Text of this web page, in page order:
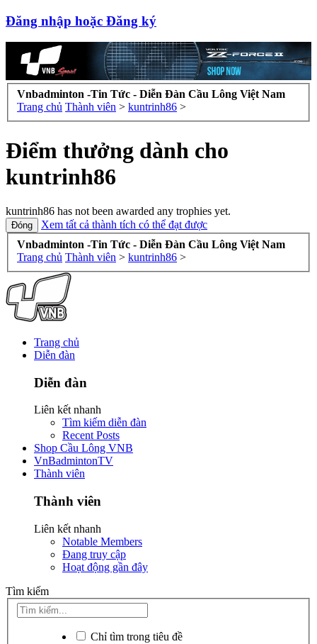
Đăng nhập hoặc Đăng ký
Vnbadminton -Tin Tức - Diễn Đàn Cầu Lông Việt Nam
Trang chủ Thành viên > kuntrinh86 >
Điểm thưởng dành cho
kuntrinh86
kuntrinh86 has not been awarded any trophies yet.
Xem tất cả thành tích có thể đạt được
Vnbadminton -Tin Tức - Diễn Đàn Cầu Lông Việt Nam
Trang chủ Thành viên > kuntrinh86 >
Trang chủ
Diễn đàn
Diễn đàn
Liên kết nhanh
Tìm kiếm diễn đàn
Recent Posts
Shop Cầu Lông VNB
VnBadmintonTV
Thành viên
Thành viên
Liên kết nhanh
Notable Members
Đang truy cập
Hoạt động gần đây
Tìm kiếm
Chỉ tìm trong tiêu đề